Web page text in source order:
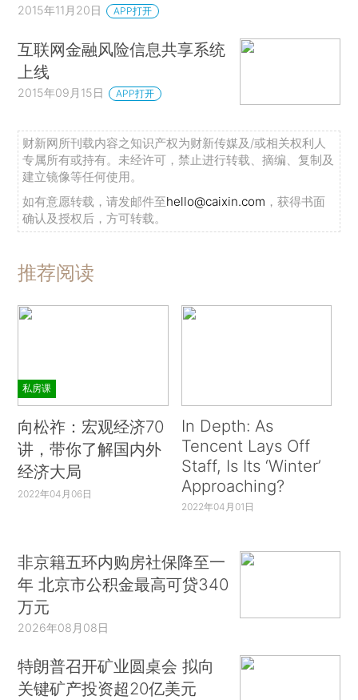
2015年11月20日 APP打开
互联网金融风险信息共享系统
上线
2015年09月15日 APP打开
财新网所刊载内容之知识产权为财新传媒及/或相关权利人
专属所有或持有。未经许可，禁止进行转载、摘编、复制及
建立镜像等任何使用。
如有意愿转载，请发邮件至hello@caixin.com ，获得书面
确认及授权后，方可转载。
推荐阅读
私房课
向松祚：宏观经济70
讲，带你了解国内外
经济大局
2022年04月06日
In Depth: As
Tencent Lays Off
Staff, Is Its ‘Winter’
Approaching?
2022年04月01日
非京籍五环内购房社保降至一
年 北京市公积金最高可贷340
万元
2026年08月08日
特朗普召开矿业圆桌会 拟向
关键矿产投资超20亿美元